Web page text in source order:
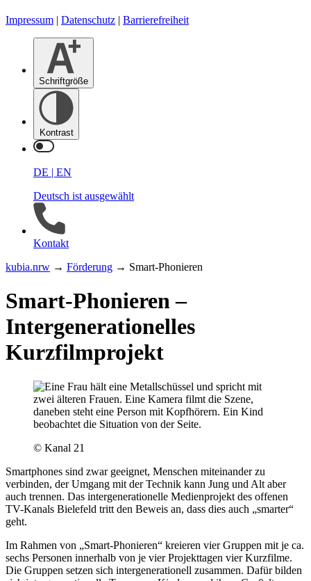
Impressum | Datenschutz | Barrierefreiheit
Schrift­größe
Kontrast
DE | EN
Deutsch ist ausgewählt
Kontakt
kubia.nrw → Förderung → Smart-Phonieren
Smart-Phonieren–
Intergenerationelles
Kurzfilmprojekt
© Kanal 21
Smartphones sind zwar geeignet, Menschen miteinander zu
verbinden, der Umgang mit der Technik kann Jung und Alt aber
auch trennen. Das intergenerationelle Medienprojekt des offenen
TV-Kanals Bielefeld tritt den Beweis an, dass dies auch „smarter“
geht.
Im Rahmen von „Smart-Phonieren“ kreieren vier Gruppen mit je ca.
sechs Personen innerhalb von je vier Projekttagen vier Kurzfilme.
Die Gruppen setzen sich intergenerationell zusammen. Dafür bilden